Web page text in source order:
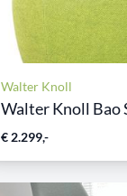
Walter Knoll
Walter Knoll Bao
€ 2.299,-